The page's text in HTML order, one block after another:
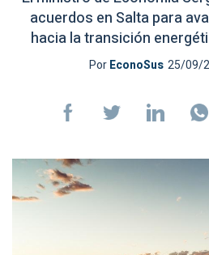
acuerdos en Salta para
hacia la transición
PorEconoSus 25/09/